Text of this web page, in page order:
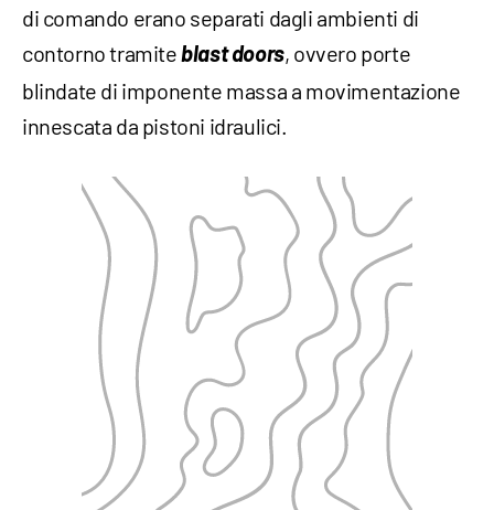
di comando erano separati dagli ambienti di
contorno tramite blast doors, ovvero porte
blindate di imponente massa a movimentazione
innescata da pistoni idraulici.